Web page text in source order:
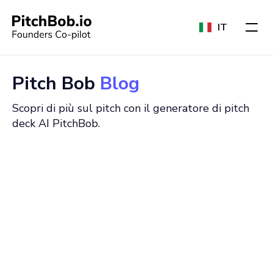
IT
Pitch Bob Blog
Scopri di più sul pitch con il generatore di pitch
deck AI PitchBob.